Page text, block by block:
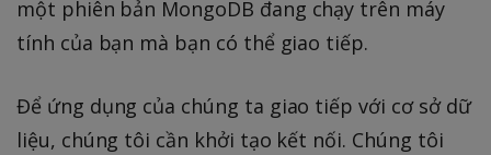
một phiên bản MongoDB đang chạy trên máy
tính của bạn mà bạn có thể giao tiếp.
Để ứng dụng của chúng ta giao tiếp với cơ sở dữ
liệu, chúng tôi cần khởi tạo kết nối. Chúng tôi